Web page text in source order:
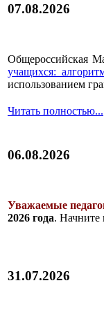
07.08.2026
Общероссийская
учащихся:
использованием
Читать полностью...
06.08.2026
Уважаемые
2026 года. Начните
31.07.2026